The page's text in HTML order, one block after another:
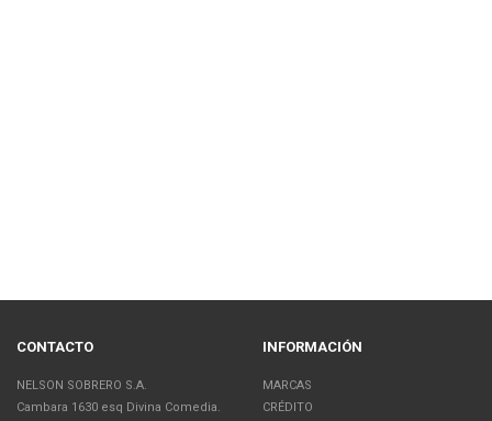
CONTACTO
NELSON SOBRERO S.A.
Cambara 1630 esq Divina Comedia.
INFORMACIÓN
MARCAS
CRÉDITO